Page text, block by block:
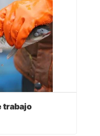
trabajo